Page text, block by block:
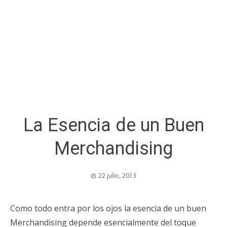
La Esencia de un Buen
Merchandising
22 julio, 2013
Como todo entra por los ojos la esencia de un buen
Merchandising depende esencialmente del toque